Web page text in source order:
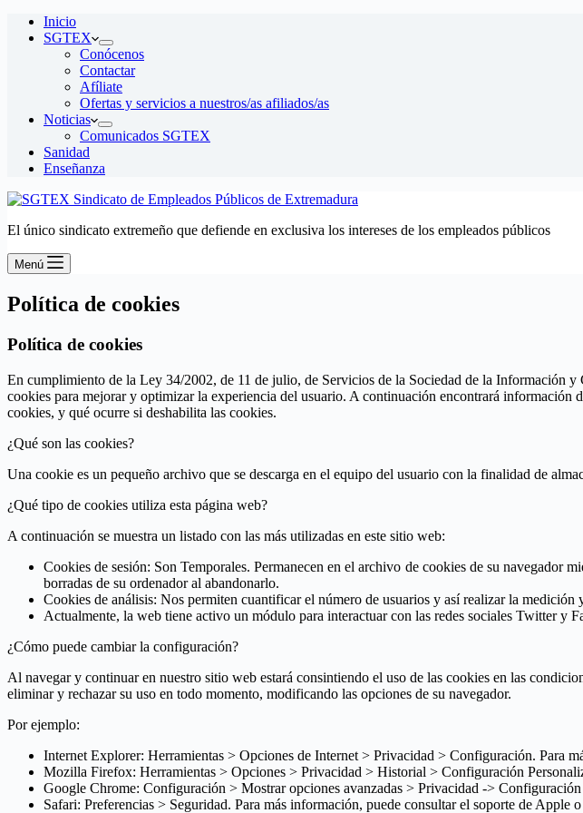
Inicio
SGTEX
Conócenos
Contactar
Afíliate
Ofertas y servicios a nuestros/as afiliados/as
Noticias
Comunicados SGTEX
Sanidad
Enseñanza
El único sindicato extremeño que defiende en exclusiva los intereses de los empleados públicos
Menú
Política de cookies
Política de cookies
En cumplimiento de la Ley 34/2002, de 11 de julio, de Servicios de la Sociedad de la Información
cookies para mejorar y optimizar la experiencia del usuario. A continuación encontrará
cookies, y qué ocurre si deshabilita las cookies.
¿Qué son las cookies?
Una cookie es un pequeño archivo que se descarga en el equipo del usuario con la finalidad de
¿Qué tipo de cookies utiliza esta página web?
A continuación se muestra un listado con las más utilizadas en este sitio web:
Cookies de sesión: Son Temporales. Permanecen en el archivo de cookies de su navegador
borradas de su ordenador al abandonarlo.
Cookies de análisis: Nos permiten cuantificar el número de usuarios y así realizar la
Actualmente, la web tiene activo un módulo para interactuar con las redes sociales Twitter y
¿Cómo puede cambiar la configuración?
Al navegar y continuar en nuestro sitio web estará consintiendo el uso de las cookies en las
eliminar y rechazar su uso en todo momento, modificando las opciones de su navegador.
Por ejemplo:
Internet Explorer: Herramientas > Opciones de Internet > Privacidad > Configuración. Para
Mozilla Firefox: Herramientas > Opciones > Privacidad > Historial > Configuración
Google Chrome: Configuración > Mostrar opciones avanzadas > Privacidad ->
Safari: Preferencias > Seguridad. Para más información, puede consultar el soporte de Apple